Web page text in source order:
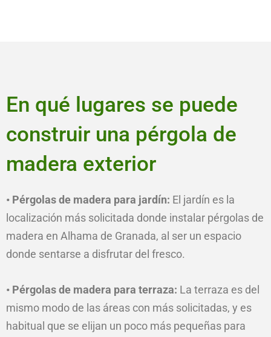
En qué lugares se puede
construir una pérgola de
madera exterior
• Pérgolas de madera para jardín: El jardín es la
localización más solicitada donde instalar pérgolas de
madera en Alhama de Granada, al ser un espacio
donde sentarse a disfrutar del fresco.
• Pérgolas de madera para terraza: La terraza es del
mismo modo de las áreas con más solicitadas, y es
habitual que se elijan un poco más pequeñas para